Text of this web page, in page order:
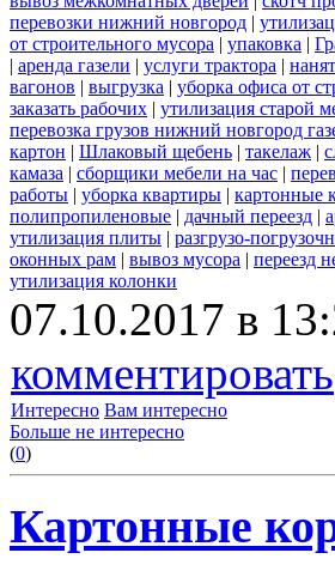
перевозки нижний новгород |
от строительного мусора | упаковка |
| аренда газели | услуги трактора |
вагонов | выгрузка | уборка офиса от
заказать рабочих | утилизация старой
перевозка грузов нижний новгород
картон | Шлаковый щебень | такелаж |
камаза | сборщики мебели на час |
работы | уборка квартиры | картонные
полипропиленовые | дачный переезд |
утилизация плиты | разгрузо-
оконных рам | вывоз мусора | переезд
утилизация колонки
07.10.2017 в
комментировать
Интересно Вам интересно
Больше не интересно
(0)
Картонные